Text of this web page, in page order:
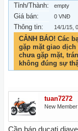
Tỉnh/Thành: empty
Giá bán: 0 VNĐ
Thông tin: 14/1/15 ,
CẢNH BÁO! Các
gặp mặt giao dịch
chưa gặp mặt,
không đúng sự
tuan7272
New Member